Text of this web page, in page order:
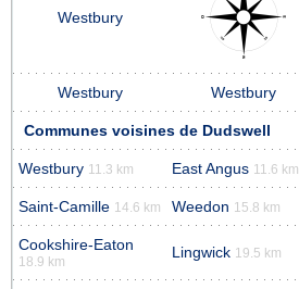
Westbury
Westbury Westbury
Communes voisines de Dudswell
Westbury 11.3 km East Angus 11.6 km
Saint-Camille 14.6 km Weedon 15.8 km
Cookshire-Eaton
18.9 km
Lingwick 19.5 km